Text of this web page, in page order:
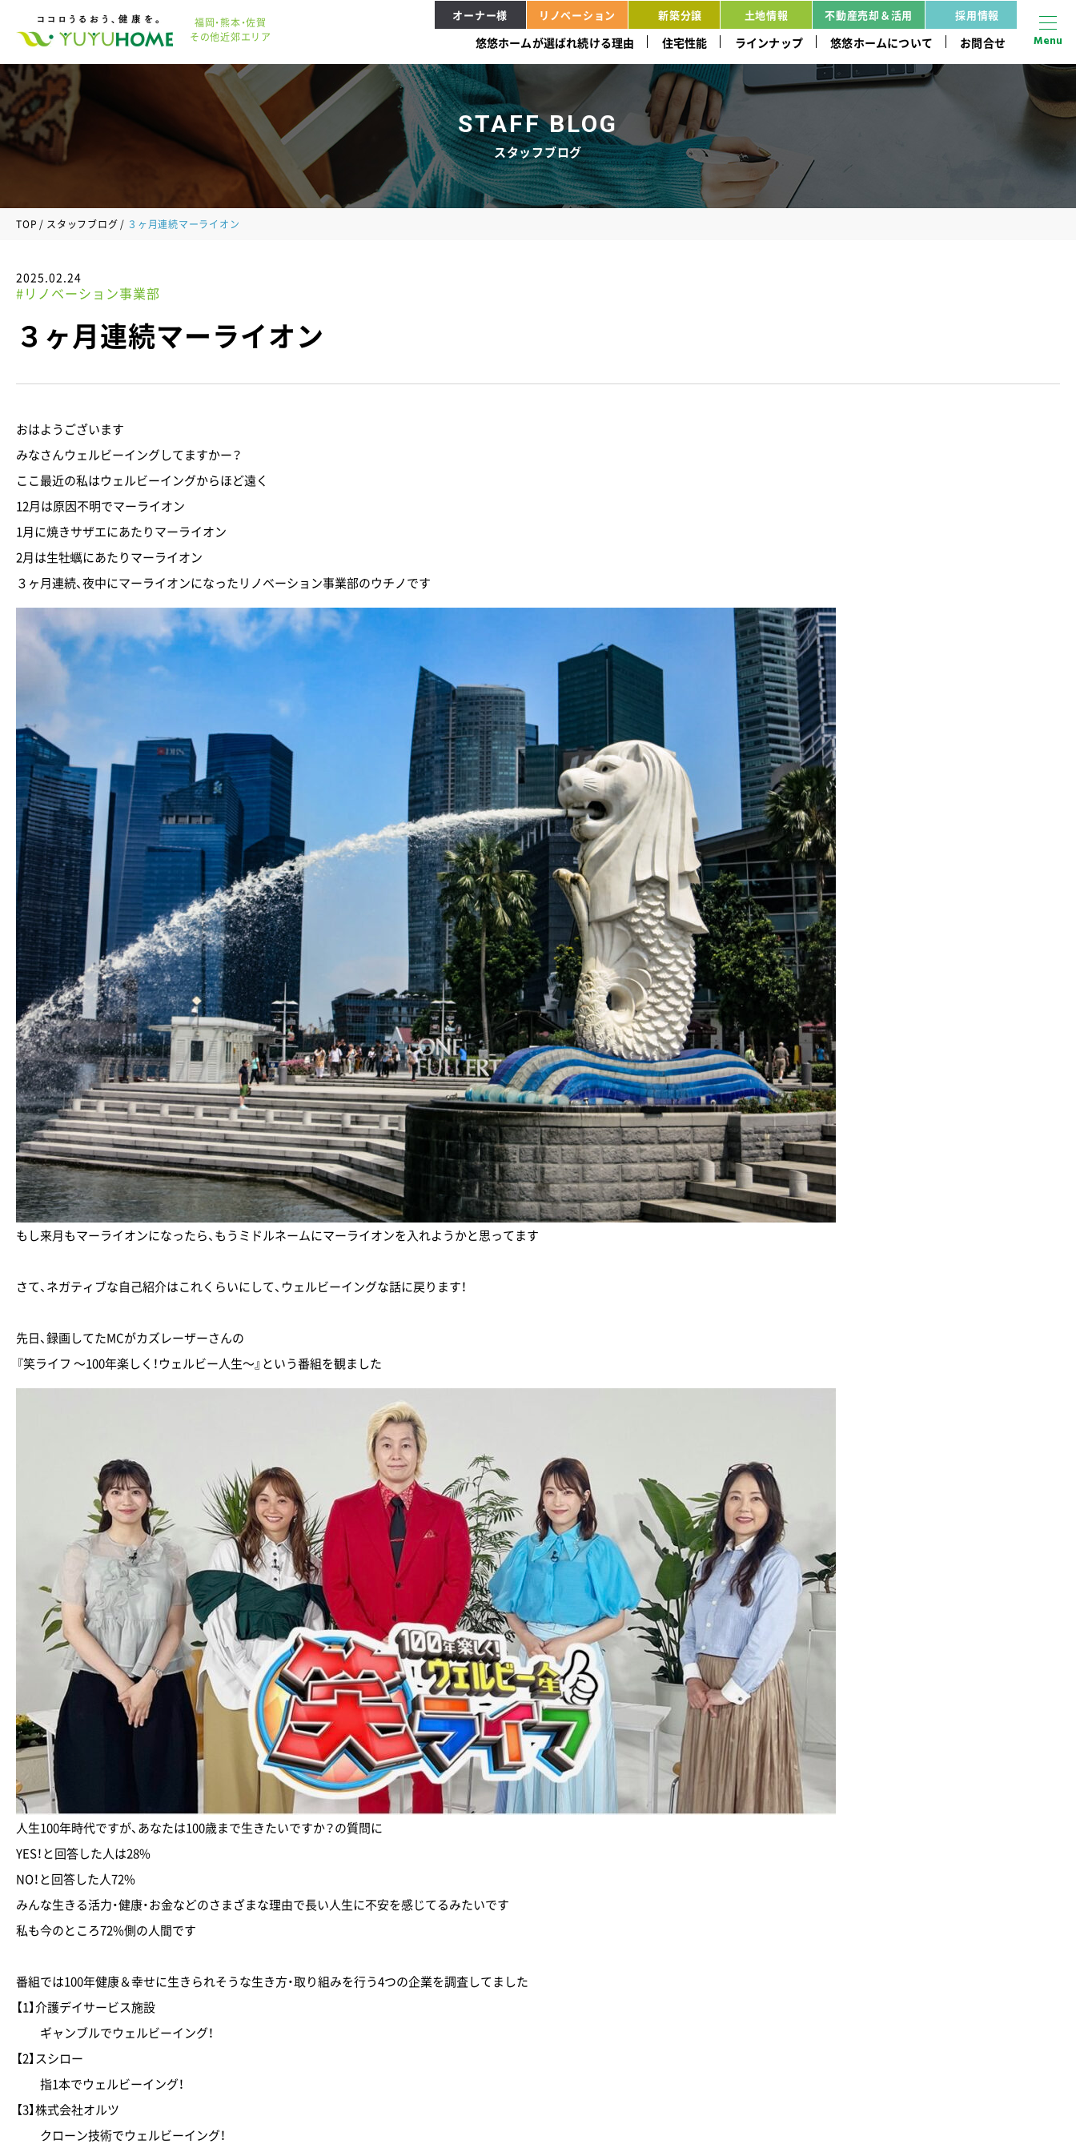
福岡・熊本・佐賀
その他近郊エリア
悠悠ホームが選ばれ続ける理由 住宅性能 ラインナップ 悠悠ホームについて お問合せ
オーナー様 リノベーション 新築分譲 土地情報 不動産売却＆活用 採用情報
Menu
STAFF BLOG
スタッフブログ
TOP スタッフブログ ３ヶ月連続マーライオン
2025.02.24
#リノベーション事業部
３ヶ月連続マーライオン
おはようございます
みなさんウェルビーイングしてますかー？
ここ最近の私はウェルビーイングからほど遠く
12月は原因不明でマーライオン
1月に焼きサザエにあたりマーライオン
2月は生牡蠣にあたりマーライオン
３ヶ月連続、夜中にマーライオンになったリノベーション事業部のウチノです
もし来月もマーライオンになったら、もうミドルネームにマーライオンを入れようかと思ってます
さて、ネガティブな自己紹介はこれくらいにして、ウェルビーイングな話に戻ります！
先日、録画してたMCがカズレーザーさんの
『笑ライフ ～100年楽しく！ウェルビー人生～』という番組を観ました
人生100年時代ですが、あなたは100歳まで生きたいですか？の質問に
YES！と回答した人は28%
NO！と回答した人72%
みんな生きる活力・健康・お金などのさまざまな理由で長い人生に不安を感じてるみたいです
私も今のところ72%側の人間です
番組では100年健康＆幸せに生きられそうな生き方・取り組みを行う4つの企業を調査してました
【1】介護デイサービス施設
ギャンブルでウェルビーイング！
【2】スシロー
指1本でウェルビーイング！
【3】株式会社オルツ
クローン技術でウェルビーイング！